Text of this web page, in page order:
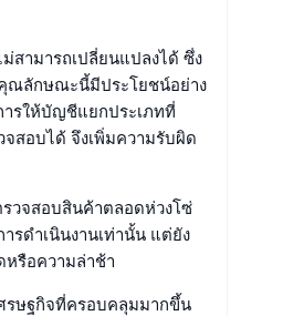
สามารถเปลี่ยนแปลงได้ ซึ่ง
ณลักษณะนี้มีประโยชน์อย่าง
ารให้บัญชีแยกประเภทที่
สอบได้ จึงเพิ่มความรับผิด
วจสอบสินค้าตลอดห่วงโซ่
รดำเนินงานเท่านั้น แต่ยัง
รือความล่าช้า
รษฐกิจที่ครอบคลุมมากขึ้น